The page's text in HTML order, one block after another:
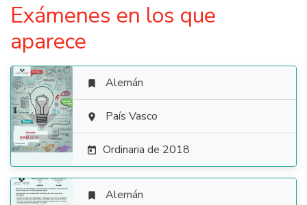
Exámenes en los que
aparece

 Alemán
 País Vasco
 Ordinaria de 2018
 Alemán